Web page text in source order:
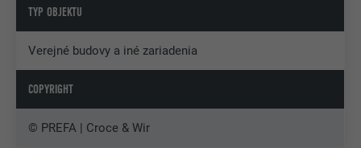
TYP OBJEKTU
Verejné budovy a iné zariadenia
COPYRIGHT
© PREFA | Croce & Wir